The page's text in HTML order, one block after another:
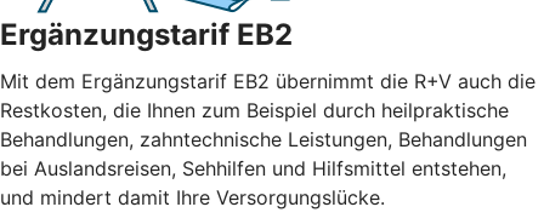
Ergänzungstarif EB2
Mit dem Ergänzungstarif EB2 übernimmt die R+V auch die
Restkosten, die Ihnen zum Beispiel durch heilpraktische
Behandlungen, zahntechnische Leistungen, Behandlungen
bei Auslandsreisen, Sehhilfen und Hilfsmittel entstehen,
und mindert damit Ihre Versorgungslücke.